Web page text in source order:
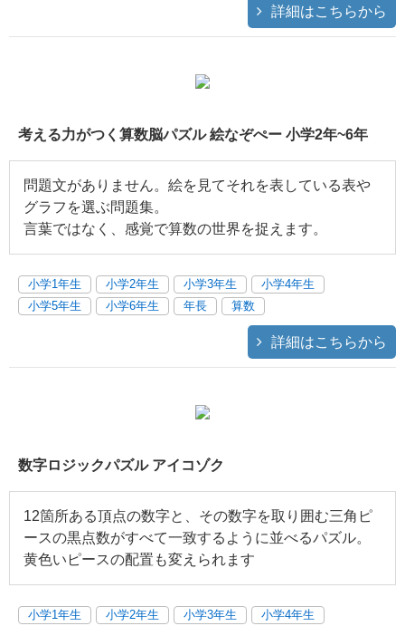
詳細はこちらから
考える力がつく算数脳パズル 絵なぞぺー 小学2年~6年
問題文がありません。絵を見てそれを表している表や
グラフを選ぶ問題集。
言葉ではなく、感覚で算数の世界を捉えます。
小学1年生 小学2年生 小学3年生
小学4年生
小学5年生
小学6年生 年長 算数
詳細はこちらから
数字ロジックパズル アイコゾク
12箇所ある頂点の数字と、その数字を取り囲む三角ピ
ースの黒点数がすべて一致するように並べるパズル。
黄色いピースの配置も変えられます
小学1年生 小学2年生 小学3年生
小学4年生